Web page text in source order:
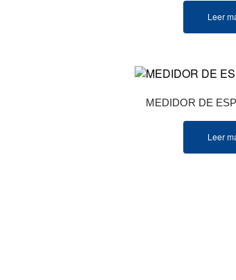
Leer
MEDIDOR DE
Leer